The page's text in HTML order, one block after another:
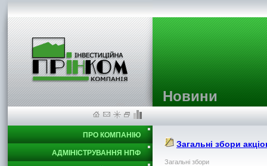
Новини
ПРО КОМПАНІЮ
АДМІНІСТРУВАННЯ НПФ
Загальні збори
Загальні збори